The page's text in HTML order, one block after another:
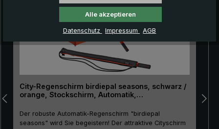
City-Regenschirm birdiepal seasons, schwarz /
orange, Stockschirm, Automatik,
Der robuste Automatik-Regenschirm "birdiepal
seasons" wird Sie begeistern! Der attraktive Cityschirm
Alle akzeptieren
Datenschutz Impressum AGB